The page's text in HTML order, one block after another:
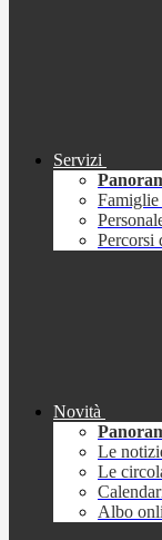
Servizi
Famiglie
Percorsi
Novità
Le
Le
Albo